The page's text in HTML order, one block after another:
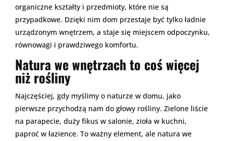
organiczne kształty i przedmioty, które nie są
przypadkowe. Dzięki nim dom przestaje być tylko ładnie
urządzonym wnętrzem, a staje się miejscem odpoczynku,
równowagi i prawdziwego komfortu.
Natura we wnętrzach to coś więcej
niż rośliny
Najczęściej, gdy myślimy o naturze w domu, jako
pierwsze przychodzą nam do głowy rośliny. Zielone liście
na parapecie, duży fikus w salonie, zioła w kuchni,
paproć w łazience. To ważny element, ale natura we